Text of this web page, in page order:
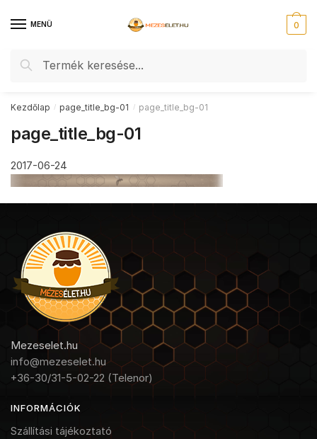
MENÜ
Keresés
Keresés
0
Kezdőlap / page_title_bg-01 / page_title_bg-01
page_title_bg-01
2017-06-24
Mezeselet.hu
info@mezeselet.hu
+36-30/31-5-02-22 (Telenor)
INFORMÁCIÓK
Szállítási tájékoztató